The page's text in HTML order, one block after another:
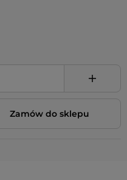
Zamów do sklepu